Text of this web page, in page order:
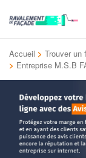
Accueil > Trouver un
> Entreprise M.S.B